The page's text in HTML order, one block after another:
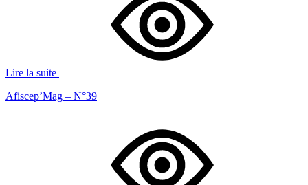
Lire la suite
Afiscep’Mag – N°39